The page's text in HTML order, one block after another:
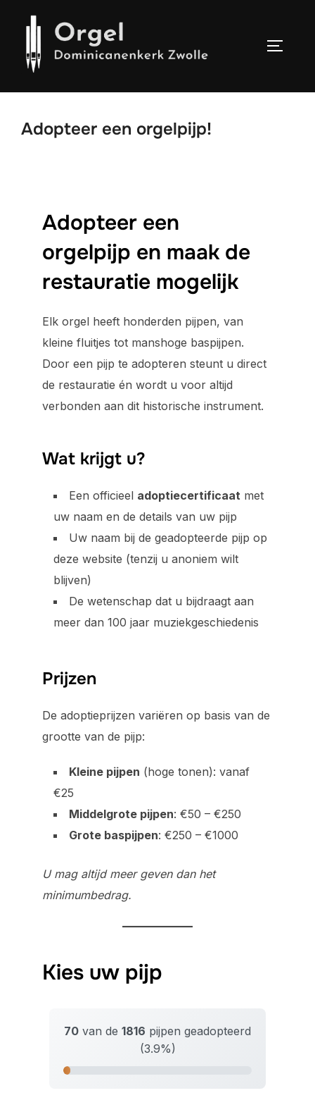
inhoud
Adopteer een orgelpijp!
Adopteer een
orgelpijp en maak de
restauratie mogelijk
Elk orgel heeft honderden pijpen, van
kleine fluitjes tot manshoge baspijpen.
Door een pijp te adopteren steunt u direct
de restauratie én wordt u voor altijd
verbonden aan dit historische instrument.
Wat krijgt u?
Een officieel adoptiecertificaat met
uw naam en de details van uw pijp
Uw naam bij de geadopteerde pijp op
deze website (tenzij u anoniem wilt
blijven)
De wetenschap dat u bijdraagt aan
meer dan 100 jaar muziekgeschiedenis
Prijzen
De adoptieprijzen variëren op basis van de
grootte van de pijp:
Kleine pijpen (hoge tonen): vanaf
€25
Middelgrote pijpen: €50 – €250
Grote baspijpen: €250 – €1000
U mag altijd meer geven dan het
minimumbedrag.
Kies uw pijp
70 van de 1816 pijpen geadopteerd
(3.9%)